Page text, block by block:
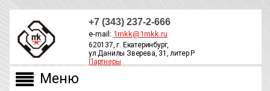
+7 (343) 237-2-666
e-mail: 1mkk@1mkk.ru
620137, г. Екатеринбург,
ул.Данилы Зверева, 31, литер Р
Партнеры